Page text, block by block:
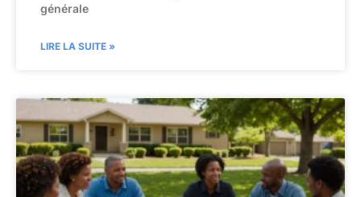
générale
LIRE LA SUITE »